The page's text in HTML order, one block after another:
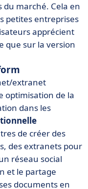
du marché. Cela en
petites entreprises
apprécient
que sur la version
extranet
optimisation de la
dans les
de créer des
des extranets pour
réseau social
et le partage
documents en